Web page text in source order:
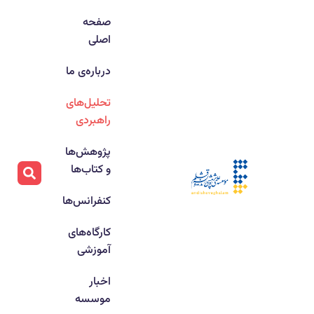
صفحه
اصلی
درباره‌ی ما
تحلیل‌های
راهبردی
پژوهش‌ها
و کتاب‌ها
کنفرانس‌ها
کارگاه‌های
آموزشی
اخبار
موسسه